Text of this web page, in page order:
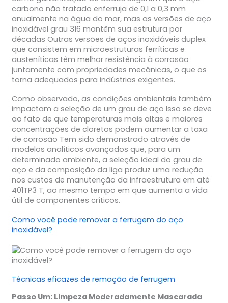
carbono não tratado enferruja de 0,1 a 0,3 mm
anualmente na água do mar, mas as versões de aço
inoxidável grau 316 mantêm sua estrutura por
décadas Outras versões de aços inoxidáveis duplex
que consistem em microestruturas ferríticas e
austeníticas têm melhor resistência à corrosão
juntamente com propriedades mecânicas, o que os
torna adequados para indústrias exigentes.
Como observado, as condições ambientais também
impactam a seleção de um grau de aço Isso se deve
ao fato de que temperaturas mais altas e maiores
concentrações de cloretos podem aumentar a taxa
de corrosão Tem sido demonstrado através de
modelos analíticos avançados que, para um
determinado ambiente, a seleção ideal do grau de
aço e da composição da liga produz uma redução
nos custos de manutenção da infraestrutura em até
401TP3 T, ao mesmo tempo em que aumenta a vida
útil de componentes críticos.
Como você pode remover a ferrugem do aço
inoxidável?
Técnicas eficazes de remoção de ferrugem
Passo Um: Limpeza Moderadamente Mascarada